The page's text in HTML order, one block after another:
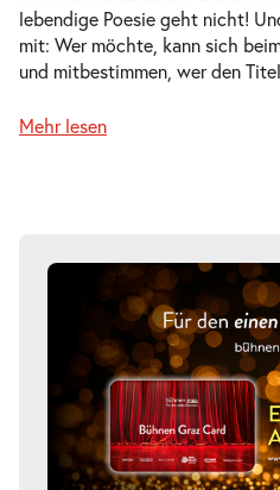
lebendige Poesie geht nicht!
mit: Wer möchte, kann sich
und mitbestimmen, wer den
Mehr lesen